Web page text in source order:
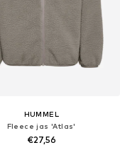
HUMMEL
Fleece jas 'Atlas'
€27,56